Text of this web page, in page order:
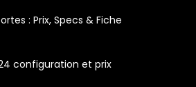
: Prix, Specs & Fiche
configuration et prix